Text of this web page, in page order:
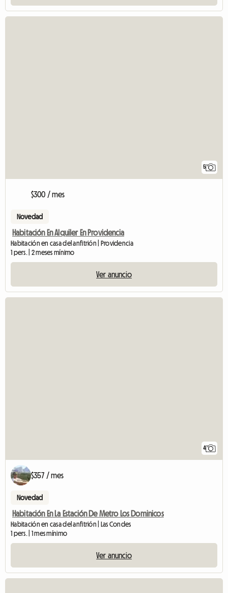
5
$300 / mes
Novedad
Habitación En Alquiler En Providencia
Habitación en casa del anfitrión | Providencia
1 pers. | 2 meses mínimo
Ver anuncio
4
$357 / mes
Novedad
Habitación En La Estación De Metro Los Dominicos
Habitación en casa del anfitrión | Las Condes
1 pers. | 1 mes mínimo
Ver anuncio